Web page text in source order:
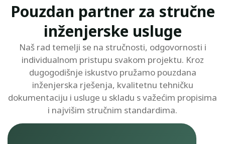
Pouzdan partner za stručne
inženjerske usluge
Naš rad temelji se na stručnosti, odgovornosti i
individualnom pristupu svakom projektu. Kroz
dugogodišnje iskustvo pružamo pouzdana
inženjerska rješenja, kvalitetnu tehničku
dokumentaciju i usluge u skladu s važećim propisima
i najvišim stručnim standardima.